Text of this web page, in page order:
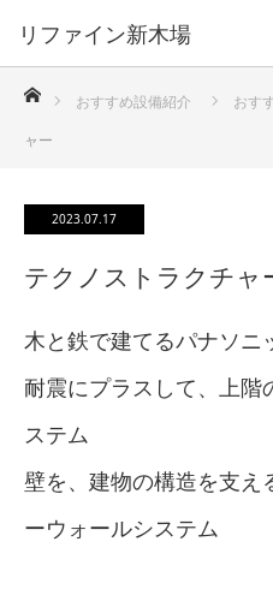
リファイン新木場
ホーム
おすすめ設備紹介 おす
ャー
2023.07.17
テクノストラクチャ
木と鉄で建てるパナソニ
耐震にプラスして、上階
ステム
壁を、建物の構造を支え
ーウォールシステム